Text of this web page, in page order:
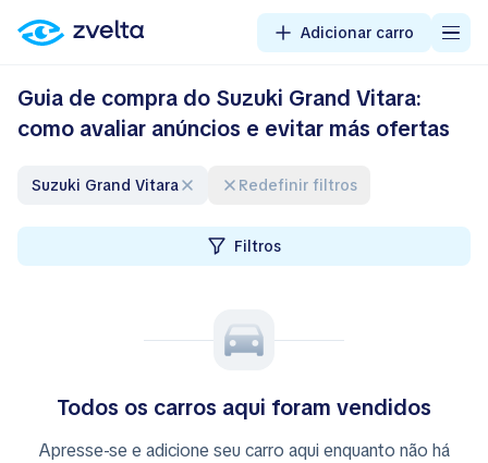
Adicionar carro
Guia de compra do Suzuki Grand Vitara:
como avaliar anúncios e evitar más ofertas
Suzuki Grand Vitara Redefinir filtros
Filtros
Todos os carros aqui foram vendidos
Apresse-se e adicione seu carro aqui enquanto não há